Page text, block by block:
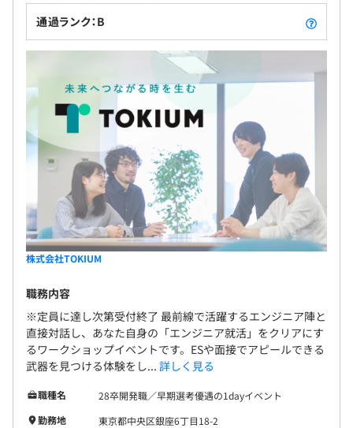
■『TOKIUM請求書発行』
送付作業を一本化し手間を削減する請求書発行システム
https://www.keihi.com/contract/
また、さらなる社会全体の生産能力向上に貢献するため、
大きなチャレンジとして、お客様の課題解決に直結する
『経理AIエージェント』の開発に力を入れています！
最適なテクノロジーと常識にとらわれない自由な発想、泥
臭さもいとわない行動力で支出の最適化を実現し、人と事
業を未来へ向けて加速させていきます。
・開発を支援するAI活用補助制度「AI 100K」（一人当た
AIツール活用について社内で多様なユースケースを生み出
し、失敗も含めてナレッジを共有することで、学びが循環
する文化を育てています。
・書籍購入費
・カンファレンス参加費支援
・資格取得奨励金
・社内勉強会・LT会
通過ランク：B
株式会社TOKIUM
職務内容
※定員に達し次第受付終了 最前線で活躍するエンジニア陣と
直接対話し、あなた自身の「エンジニア就活」をクリアにす
るワークショップイベントです。ESや面接でアピールできる
武器を見つける体験をし... 詳しく見る
職種名
28卒開発職／早期選考優遇の1dayイベント
勤務地
東京都中央区銀座6丁目18-2